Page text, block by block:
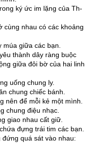
ký ức im lặng của Th­
cùng nhau có các khoảng
giữa các bạn.
thành dây ràng buộc
giữa đôi bờ của hai linh
uống chung ly.
chung chiếc bánh.
nên để mỗi kẻ một mình.
chung điệu nhạc.
giao nhau cất giữ.
đựng trái tim các bạn.
quá sát vào nhau: